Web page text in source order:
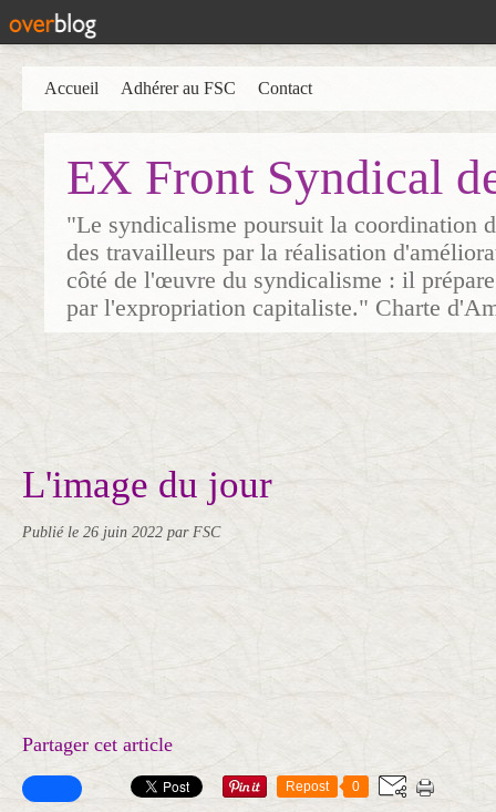
EX Front Syndical
"Le syndicalisme poursuit la coordination
des travailleurs par la réalisation
côté de l'œuvre du syndicalisme : il
par l'expropriation capitaliste." Charte
Accueil Adhérer au FSC Contact
L'image du jour
Publié le 26 juin 2022 par FSC
Partager cet article
Repost 0